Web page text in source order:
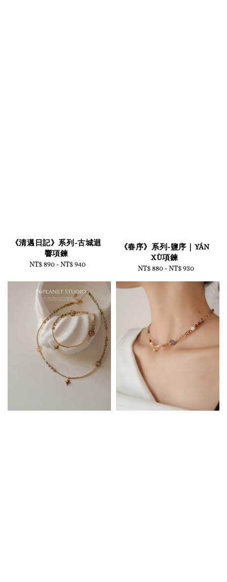
《清邁日記》系列-古城迴
響項鍊
Regular
NT$ 890-NT$ 940
《春序》系列-鹽序｜YÁN
XÙ項鍊
Regular
NT$ 880-NT$ 930